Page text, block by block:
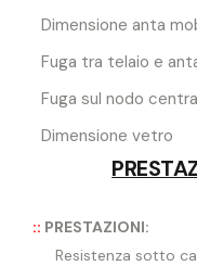
Dimensione anta
Fuga tra telaio e
Fuga sul nodo
Dimensione vetro
:: PRESTAZIONI:
Resistenza sotto